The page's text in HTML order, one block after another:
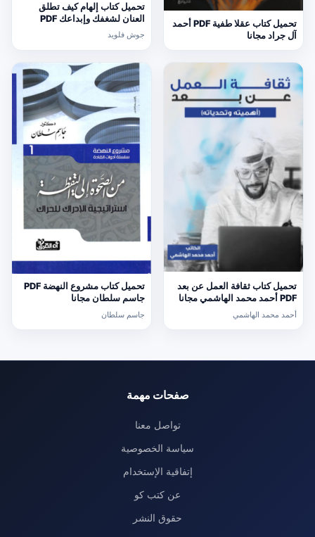
تحميل كتاب عقلا طفية PDF أحمد
آل جراد مجانا
تحميل كتاب إلهام كيف تطلق
العنان لشغفك وإبداعك PDF
جوش فلويد مجانا
جوش فلويد
تحميل كتاب ثقافة العمل عن بعد
PDF أحمد محمد الهاشمي مجانا
أحمد محمد الهاشمي
تحميل كتاب مشروع النهضة PDF
جاسم سلطان مجانا
جاسم سلطان
صفحات مهمة
تواصل معنا
سياسة الخصوصية
إتفاقية الإستخدام
عن كتب كو
حقوق النشر